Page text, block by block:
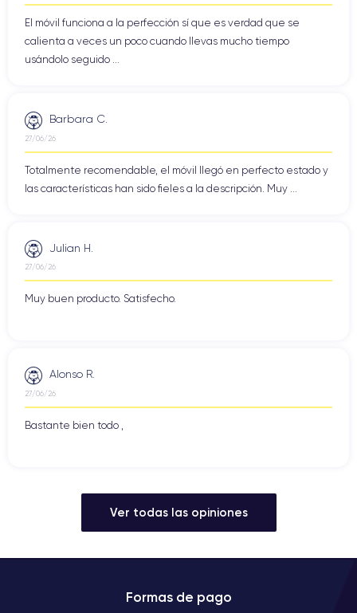
El móvil funciona a la perfección sí que es verdad que se
calienta a veces un poco cuando llevas mucho tiempo
usándolo seguido ...
Barbara C.
27/06/26
Totalmente recomendable, el móvil llegó en perfecto estado y
las características han sido fieles a la descripción. Muy ...
Julian H.
27/06/26
Muy buen producto. Satisfecho.
Alonso R.
27/06/26
Bastante bien todo ,
Ver todas las opiniones
Formas de pago